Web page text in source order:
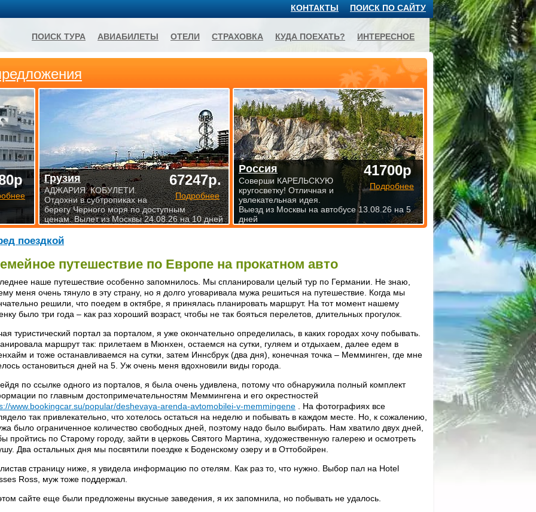
поездкой
путешествие по Европе на прокатном авто
наше путешествие особенно запомнилось. Мы спланировали целый тур по Германии. Не знаю,
меня очень тянуло в эту страну, но я долго уговаривала мужа решиться на путешествие. Когда мы
решили, что поедем в октябре, я принялась планировать маршрут. На тот момент нашему
было три года – как раз хороший возраст, чтобы не так бояться перелетов, длительных прогулок.
туристический портал за порталом, я уже окончательно определилась, в каких городах хочу побывать.
маршрут так: прилетаем в Мюнхен, остаемся на сутки, гуляем и отдыхаем, далее едем в
и тоже останавливаемся на сутки, затем Иннсбрук (два дня), конечная точка – Мемминген, где мне
остановиться дней на 5. Уж очень меня вдохновили виды города.
по ссылке одного из порталов, я была очень удивлена, потому что обнаружила полный комплект
по главным достопримечательностям Меммингена и его окрестностей
www.bookingcar.su/popular/deshevaya-arenda-avtomobilei-v-memmingene . На фотографиях все
так привлекательно, что хотелось остаться на неделю и побывать в каждом месте. Но, к сожалению,
было ограниченное количество свободных дней, поэтому надо было выбирать. Нам хватило двух дней,
пройтись по Старому городу, зайти в церковь Святого Мартина, художественную галерею и осмотреть
Два остальных дня мы посвятили поездке к Боденскому озеру и в Оттобойрен.
страницу ниже, я увидела информацию по отелям. Как раз то, что нужно. Выбор пал на Hotel
Ross, муж тоже поддержал.
сайте еще были предложены вкусные заведения, я их запомнила, но побывать не удалось.
67247р.
Подробнее
Грузия
АДЖАРИЯ. КОБУЛЕТИ.
Отдохни в субтропиках на
берегу Черного моря по доступным
ценам. Вылет из Москвы 24.08.26 на 10 дней
41700р
Подробнее
Россия
Соверши КАРЕЛЬСКУЮ
кругосветку! Отличная и
увлекательная идея.
Выезд из Москвы на автобусе 13.08.26 на 5
дней
ПОИСК ПО САЙТУ
КОНТАКТЫ
ПОИСК ТУРА АВИАБИЛЕТЫ ОТЕЛИ СТРАХОВКА КУДА ПОЕХАТЬ? ИНТЕРЕСНОЕ